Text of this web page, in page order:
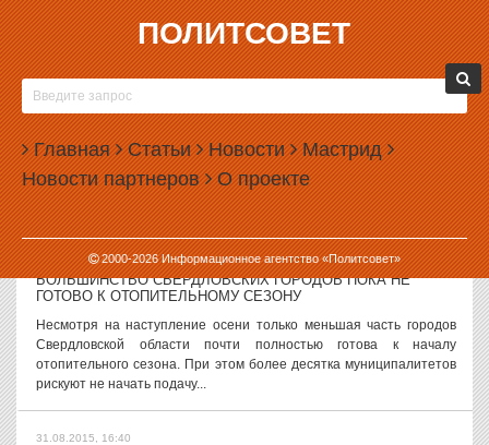
ПОЛИТСОВЕТ
Главная Статьи Новости Мастрид
Новости партнеров О проекте
2000-2026Информационное агентство «Политсовет»
31.08.2015, 18:03
В ЕКАТЕРИНБУРГЕ ДЕТЕЙ БУДУТ УЧИТЬ ПИСАТЬ ПИСЬМА
С ФРОНТА
В Екатеринбурге пройдет образовательная акция, в ходе которой
детей будут учить писать письма с фронта. Для этого школьникам
нужно будет представить себя на войне. Акция под названием
«Открой для...
31.08.2015, 17:25
БОЛЬШИНСТВО СВЕРДЛОВСКИХ ГОРОДОВ ПОКА НЕ
ГОТОВО К ОТОПИТЕЛЬНОМУ СЕЗОНУ
Несмотря на наступление осени только меньшая часть городов
Свердловской области почти полностью готова к началу
отопительного сезона. При этом более десятка муниципалитетов
рискуют не начать подачу...
31.08.2015, 16:40